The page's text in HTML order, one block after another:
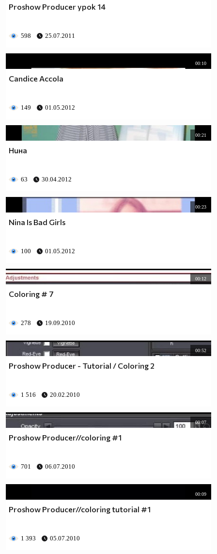
Proshow Producer урок 14
598 25.07.2011
00:10
Candice Accola
149 01.05.2012
00:21
Нина
63 30.04.2012
00:23
Nina Is Bad Girls
100 01.05.2012
00:12
Coloring # 7
278 19.09.2010
00:52
Proshow Producer - Tutorial / Coloring 2
1 516 20.02.2010
00:07
Proshow Producer//coloring #1
701 06.07.2010
00:09
Proshow Producer//coloring tutorial #1
1 393 05.07.2010